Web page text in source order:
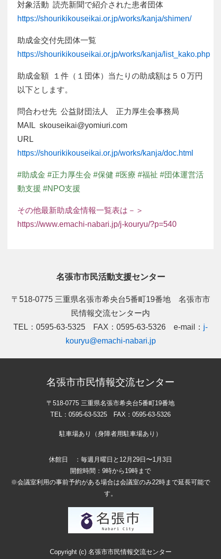
対象活動 読売新聞で紹介された患者団体
https://shourikikouseikai.or.jp/works/kanja/shimen/
助成金交付先団体一覧
https://shourikikouseikai.or.jp/works/kanja/list_kako.php
助成金額 １件（１団体）当たりの助成額は５０万円
以下とします。
問合わせ先 公益財団法人 正力厚生会事務局
MAIL skouseikai@yomiuri.com
URL
https://shourikikouseikai.or.jp/works/kanja/doc.html
#助成金 #正力厚生会 #保健 #医療 #福祉 #団体運営活
動支援 #NPO支援
その他最新助成金情報一覧表は－＞
https://www.emachi-nabari.jp/j-kouryu/?p=540
名張市市民活動支援センター
〒518-0775 三重県名張市希央台5番町19番地 名張市市
民情報交流センター内
TEL：0595-63-5325 FAX：0595-63-5326 e-mail： j-
kouryu@emachi-nabari.jp
名張市市民情報交流センター
〒518-0775 三重県名張市希央台5番町19番地
TEL：0595-63-5325 FAX：0595-63-5326
駐車場あり（身障者用駐車場あり）
休館日 ：毎週月曜日と12月29日〜1月3日
開館時間：9時から19時まで
※会議室利用の事前予約がある場合は会議室のみ22時まで延長可能で
す。
Copyright (c) 名張市市民情報交流センター